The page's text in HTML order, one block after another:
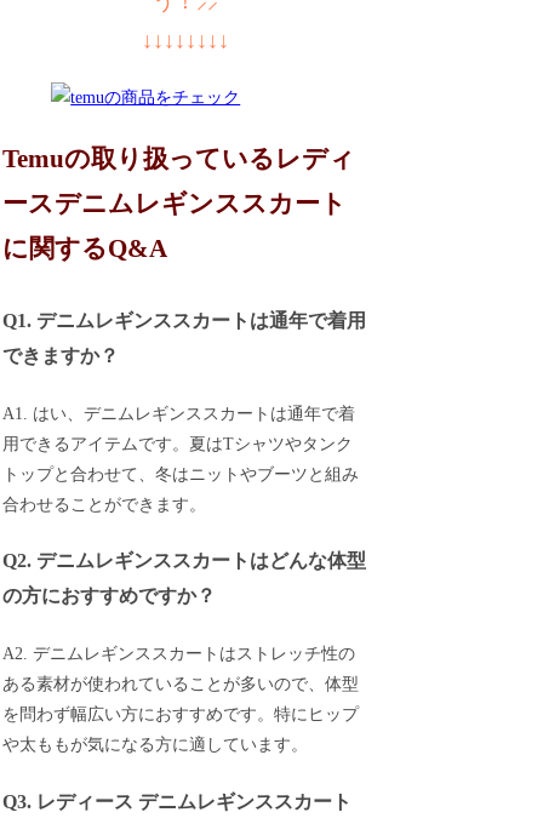
↓↓↓↓↓↓↓↓
Temuの取り扱っているレディ
ースデニムレギンススカート
に関するQ&A
Q1. デニムレギンススカートは通年で着用
できますか？
A1. はい、デニムレギンススカートは通年で着
用できるアイテムです。夏はTシャツやタンク
トップと合わせて、冬はニットやブーツと組み
合わせることができます。
Q2. デニムレギンススカートはどんな体型
の方におすすめですか？
A2. デニムレギンススカートはストレッチ性の
ある素材が使われていることが多いので、体型
を問わず幅広い方におすすめです。特にヒップ
や太ももが気になる方に適しています。
Q3. レディース デニムレギンススカート